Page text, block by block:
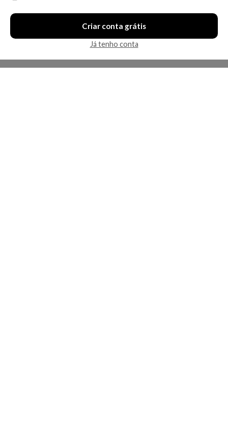
Criar conta grátis
Já tenho conta